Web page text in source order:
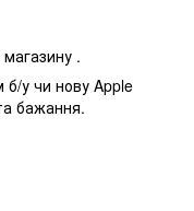
.
у чи нову Apple
бажання.